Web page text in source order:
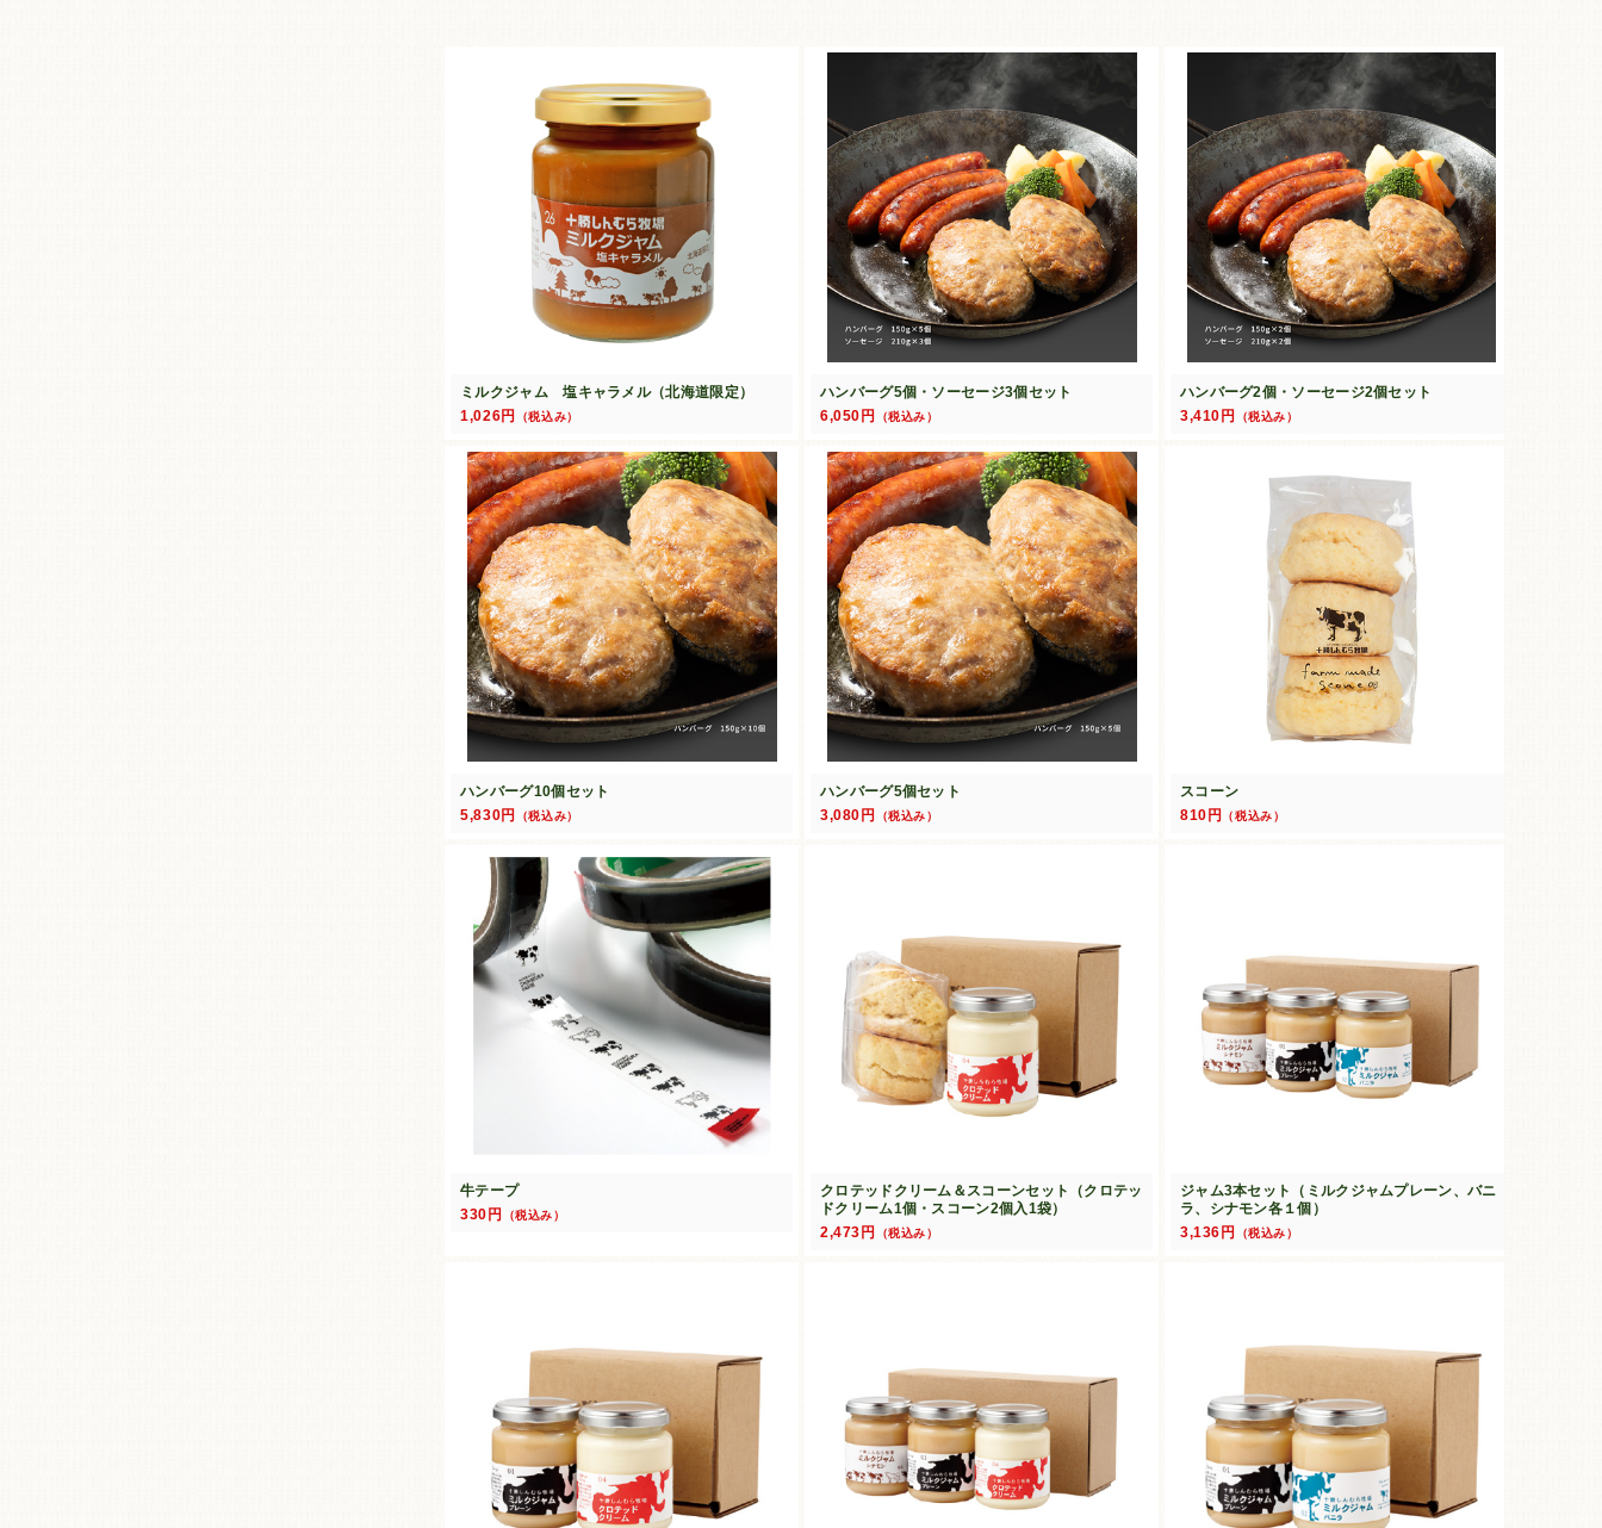
ミルクジャム 塩キャラメル（北海道限定）
1,026円
（税込み）
ハンバーグ5個・ソーセージ3個セット
6,050円
（税込み）
ハンバーグ2個・ソーセージ2個セット
3,410円
（税込み）
ハンバーグ10個セット
5,830円
（税込み）
ハンバーグ5個セット
3,080円
（税込み）
スコーン
810円
（税込み）
牛テープ
330円
（税込み）
クロテッドクリーム＆スコーンセット（クロテッ
ドクリーム1個・スコーン2個入1袋）
2,473円
（税込み）
ジャム3本セット（ミルクジャムプレーン、バニ
ラ、シナモン各１個）
3,136円
（税込み）